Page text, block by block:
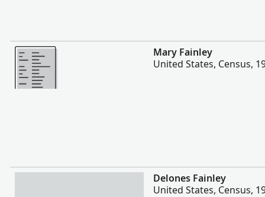
Dugang pa
Mary Fainley
United States, Census,
Dugang pa
Delones Fainley
United States, Census,